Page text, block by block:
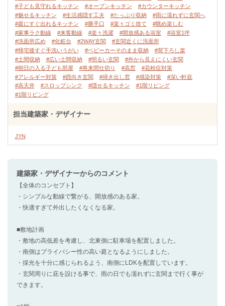
#子ども見守れるキッチン
#オープンキッチン
#カウンターキッチン
#魅せるキッチン
#生活感隠す工夫 #たっぷり収納
#雨に濡れずに玄関へ
#庭にすぐ出れるキッチン
#勝手口 #楽々ゴミ捨て
#眺め楽しむ
#家事ラク動線
#来客動線 #楽々洗濯 #開放感ある浴室
#浴室1坪
#洗面所広め
#化粧台 #2WAY玄関
#玄関近くに洗面所
#帰宅後すぐ手洗いうがい
#ベビーカーそのまま収納
#荷下ろし楽
#土間収納
#広い土間収納 #明るい玄関
#外から見えにくい玄関
#朝日の入る子ども部屋
#将来間仕切り #高窓
#花粉症対策
#アレルギー対策
#西向き玄関 #掃き出し窓 #感染対策
#深い軒庇
#高天井
#スロップシンク #隠せるキッチン
#1階リビング
#1階リビング
担当建築家・デザイナー
JYN
建築家・デザイナーからのコメント
【全体のコンセプト】
・シンプルな動線で繋がる、開放感のある家。
・快適すぎて外出したくなくなる家。
■敷地計画
・敷地の高低差を考慮し、北東側に駐車場を配置しました。
・南側はプライバシー性の高い庭となるようにしました。
・採光を十分に感じられるよう、南側にLDKを配置しています。
・玄関周りに庇を設ける事で、雨の日でも濡れずに玄関まで行く事が
できます。